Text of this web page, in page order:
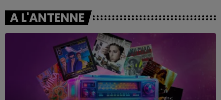
A L'ANTENNE